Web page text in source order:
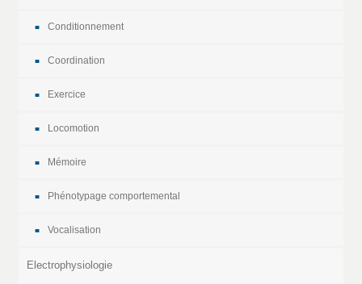
Conditionnement
Coordination
Exercice
Locomotion
Mémoire
Phénotypage comportemental
Vocalisation
Electrophysiologie